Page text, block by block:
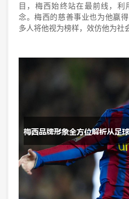
目，梅西始终站在最前线，利
念。梅西的慈善事业也为他赢
多人将他视为榜样，效仿他为社